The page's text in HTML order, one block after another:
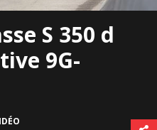
S 350 d
9G-